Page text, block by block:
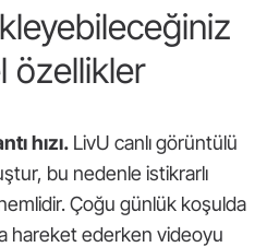
özellikler
hızı. LivU canlı görüntülü
bu nedenle istikrarlı
Çoğu günlük koşulda
hareket ederken videoyu